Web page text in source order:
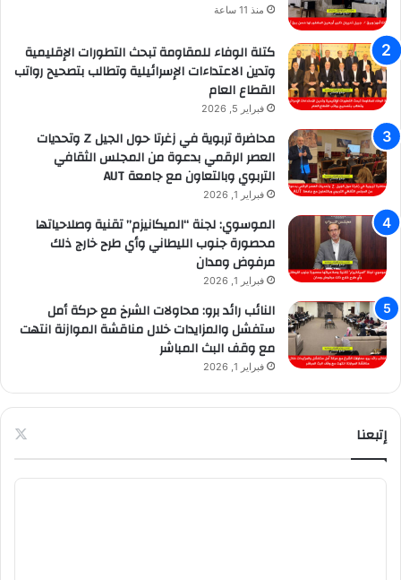
منذ 11 ساعة
كتلة الوفاء للمقاومة تبحث التطورات الإقليمية
وتدين الاعتداءات الإسرائيلية وتطالب بتصحيح رواتب
القطاع العام
فبراير 5, 2026
محاضرة تربوية في زغرتا حول الجيل Z وتحديات
العصر الرقمي بدعوة من المجلس الثقافي
التربوي وبالتعاون مع جامعة AUT
فبراير 1, 2026
الموسوي: لجنة “الميكانيزم” تقنية وصلاحياتها
محصورة جنوب الليطاني وأي طرح خارج ذلك
مرفوض ومدان
فبراير 1, 2026
النائب رائد برو: محاولات الشرخ مع حركة أمل
ستفشل والمزايدات خلال مناقشة الموازنة انتهت
مع وقف البث المباشر
فبراير 1, 2026
إتبعنا